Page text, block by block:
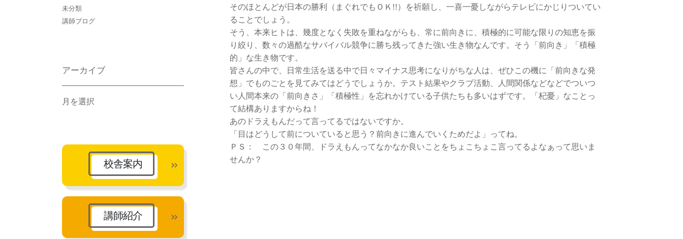
そのほとんどが日本の勝利（まぐれでもＯＫ!!）を祈願し、一喜一憂しながらテレビにかじりついてい
ることでしょう。
そう、本来ヒトは、幾度となく失敗を重ねながらも、常に前向きに、積極的に可能な限りの知恵を振
り絞り、数々の過酷なサバイバル競争に勝ち残ってきた強い生き物なんです。そう「前向き」「積極
的」な生き物です。
皆さんの中で、日常生活を送る中で日々マイナス思考になりがちな人は、ぜひこの機に「前向きな発
想」でものごとを見てみてはどうでしょうか。テスト結果やクラブ活動、人間関係などなどでついつ
い人間本来の「前向きさ」「積極性」を忘れかけている子供たちも多いはずです。「杞憂」なことっ
て結構ありますからね！
あのドラえもんだって言ってるではないですか。
「目はどうして前についていると思う？前向きに進んでいくためだよ」ってね。
ＰＳ： この３０年間、ドラえもんってなかなか良いことをちょこちょこ言ってるよなぁって思いま
せんか？
未分類
講師ブログ
アーカイブ
ア
ブ
校舎案内
講師紹介